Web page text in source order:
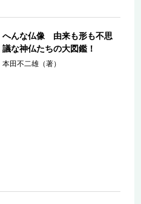
へんな仏像 由来も形も不思
議な神仏たちの大図鑑！
本田不二雄（著）